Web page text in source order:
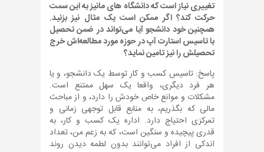
تغییری نیاز است که دانشگاه های مانیز به این سمت
حرکت کند؟ اگر ممکن است یک مثال نیز بزنید.
همچنین خود دانشجو آیا می‌تواند در ضمن تحصیل
با تاسیس استارت آپ در حوزه مورد مطالعه‌اش خرج
تحصیلش را نیز تامین نماید؟
پاسخ: تاسیس کسب و کار توسط یک دانشجو، و یا
هر فرد دیگری، واقعا یک سهل ممتنع است.
مشکلات و موانع خاص خودش را دارد، و از مباحث
مالی که بگذریم، به منابع قابل توجهی زمانی و
تمرکزی احتیاج دارد. اداره یک کسب و کار، به
قدری پیچیده و سنگین است، که به زعم من، تعداد
اندکی از افراد می‌توانند بدون لطمه دیدن روند